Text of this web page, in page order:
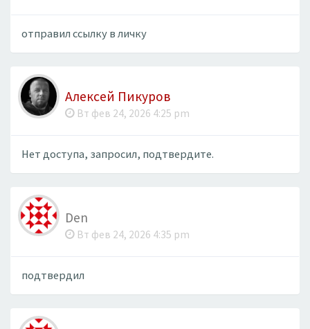
отправил ссылку в личку
Алексей Пикуров
Вт фев 24, 2026 4:25 pm
Нет доступа, запросил, подтвердите.
Den
Вт фев 24, 2026 4:35 pm
подтвердил